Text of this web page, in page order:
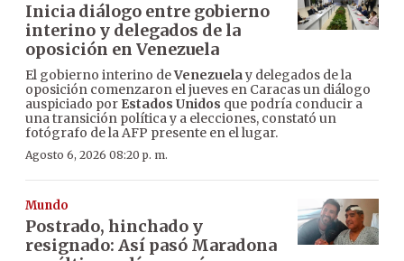
Inicia diálogo entre gobierno
interino y delegados de la
oposición en Venezuela
El gobierno interino deVenezuelay delegados de la
oposición comenzaron el jueves en Caracas un diálogo
auspiciado por Estados Unidos que podría conducir a
una transición política y a elecciones, constató un
fotógrafo de la AFP presente en el lugar.
Agosto 6, 2026 08:20 p. m.
Mundo
Postrado, hinchado y
resignado: Así pasó Maradona